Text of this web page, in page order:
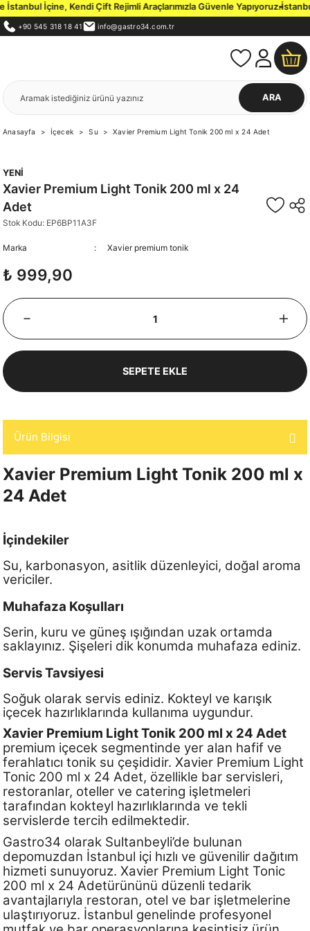
İçine, Kendi Çift Rejimli Araçlarımızla Güvenle Yapıyoruz.İstanbul
+90 545 318 18 41 info@gastro34.com.tr
ARA
Anasayfa İçecek Su Xavier Premium Light Tonik 200 ml x 24 Adet
YENİ
Xavier Premium Light Tonik 200 ml x 24
Adet
Stok Kodu: EP6BP11A3F
Marka Xavier premium tonik
₺ 999,90
SEPETE EKLE
Ürün Bilgisi
Xavier Premium Light Tonik 200 ml x
24 Adet
İçindekiler
Su, karbonasyon, asitlik düzenleyici, doğal aroma
vericiler.
Muhafaza Koşulları
Serin, kuru ve güneş ışığından uzak ortamda
saklayınız. Şişeleri dik konumda muhafaza ediniz.
Servis Tavsiyesi
Soğuk olarak servis ediniz. Kokteyl ve karışık
içecek hazırlıklarında kullanıma uygundur.
Xavier Premium Light Tonik 200 ml x 24 Adet
premium içecek segmentinde yer alan hafif ve
ferahlatıcı tonik su çeşididir. Xavier Premium Light
Tonic 200 ml x 24 Adet, özellikle bar servisleri,
restoranlar, oteller ve catering işletmeleri
tarafından kokteyl hazırlıklarında ve tekli
servislerde tercih edilmektedir.
Gastro34 olarak Sultanbeyli’de bulunan
depomuzdan İstanbul içi hızlı ve güvenilir dağıtım
hizmeti sunuyoruz. Xavier Premium Light Tonic
200 ml x 24 Adetürününü düzenli tedarik
avantajlarıyla restoran, otel ve bar işletmelerine
ulaştırıyoruz. İstanbul genelinde profesyonel